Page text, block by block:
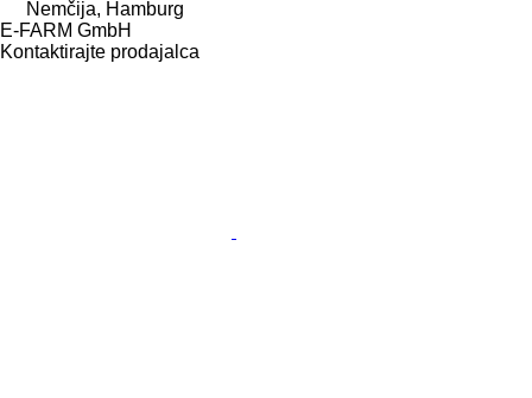
Nemčija, Hamburg
E-FARM GmbH
Kontaktirajte prodajalca